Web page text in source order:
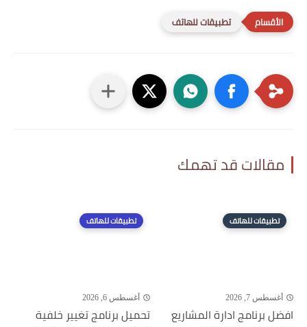
تطبيقات للهاتف
مقالات قد تهمك
تطبيقات للهاتف
أغسطس 7, 2026
افضل برنامج ادارة المشاريع
تطبيقات للهاتف
أغسطس 6, 2026
تحميل برنامج تغيير خلفية